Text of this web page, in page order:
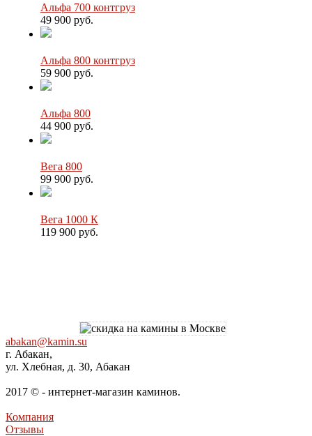
Альфа 700 контгруз
49 900 руб.
Альфа 800 контгруз
59 900 руб.
Альфа 800
44 900 руб.
Вега 800
99 900 руб.
Вега 1000 К
119 900 руб.
abakan@kamin.su
г. Абакан,
ул. Хлебная, д. 30, Абакан
2017 © - интернет-магазин каминов.
Компания
Отзывы